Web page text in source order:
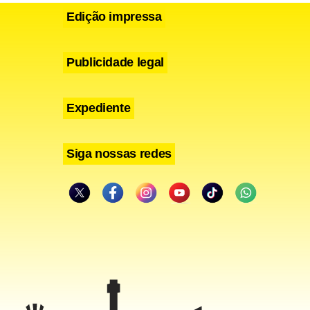
de
no
em
Edição impressa
Publicidade legal
Expediente
Siga nossas redes